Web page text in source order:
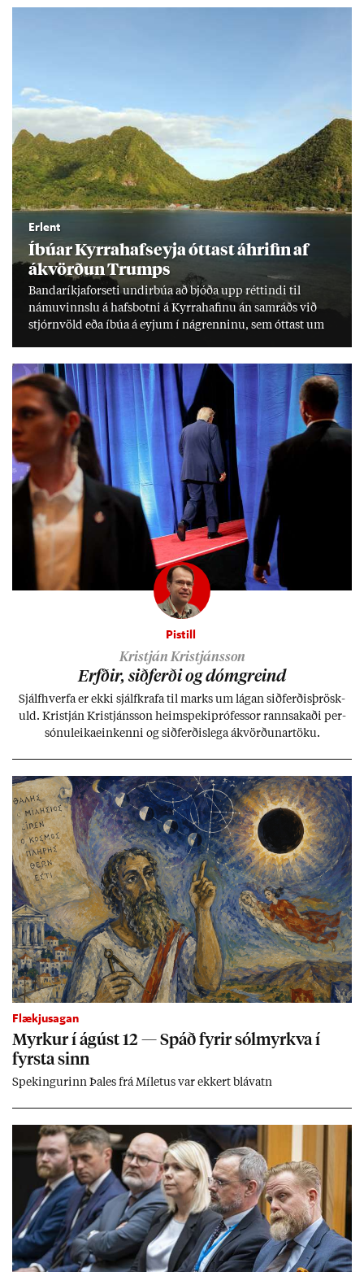
Erlent
Íbú­ar Kyrra­hafs­eyja ótt­ast áhrif­in af
ákvörð­un Trumps
Banda­ríkja­for­seti und­ir­búa að bjóða upp rétt­indi til
námu­vinnslu á hafs­botni á Kyrra­haf­inu án sam­ráðs við
stjórn­völd eða íbúa á eyj­um í ná­grenn­inu, sem ótt­ast um
Pistill
Kristján Kristjánsson
Erfð­ir, sið­ferði og dómgreind
Sjálf­hverfa er ekki sjálf­krafa til marks um lág­an sið­ferð­is­þrösk­
uld. Kristján Kristjáns­son heim­speki­pró­fess­or rann­sak­aði per­
sónu­leika­ein­kenni og sið­ferð­is­lega ákvörð­un­ar­töku.
Flækjusagan
Myrk­ur í ág­úst 12 — Spáð fyr­ir sól­myrkva í
fyrsta sinn
Spek­ing­ur­inn Þa­les frá Míletus var ekk­ert blá­vatn